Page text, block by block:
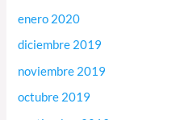
enero 2020
diciembre 2019
noviembre 2019
octubre 2019